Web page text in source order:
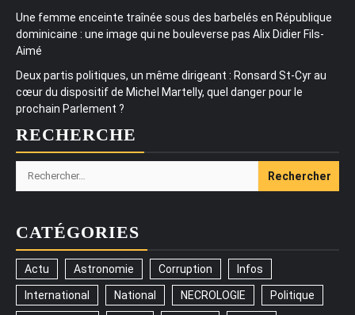
Une femme enceinte traînée sous des barbelés en République
dominicaine : une image qui ne bouleverse pas Alix Didier Fils-
Aimé
Deux partis politiques, un même dirigeant : Ronsard St-Cyr au
cœur du dispositif de Michel Martelly, quel danger pour le
prochain Parlement ?
RECHERCHE
Rechercher :
CATÉGORIES
Actu Astronomie Corruption Infos
International National NECROLOGIE Politique